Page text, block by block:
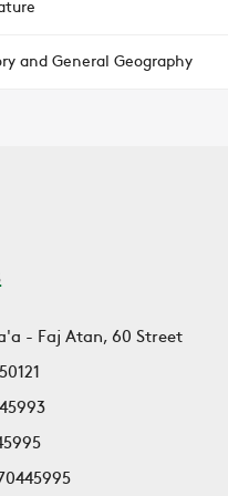
and General Geography
- Faj Atan, 60 Street